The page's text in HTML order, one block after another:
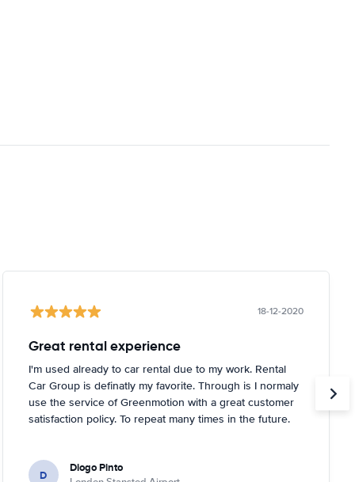
18-12-2020
Great rental experience
I'm used already to car rental due to my work. Rental
Car Group is definatly my favorite. Through is I normaly
use the service of Greenmotion with a great customer
satisfaction policy. To repeat many times in the future.
D Diogo Pinto